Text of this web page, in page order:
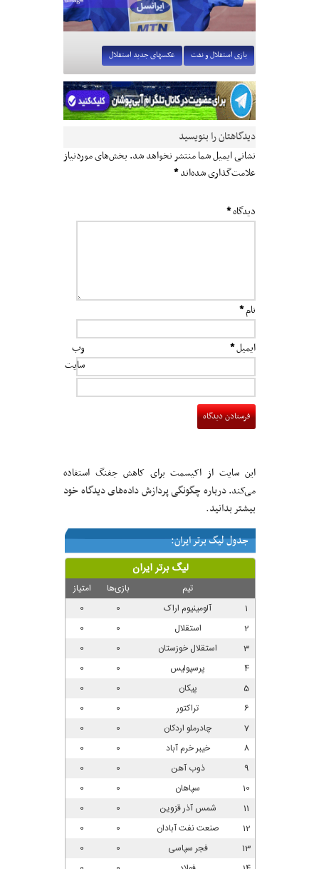
بازی استقلال و نفت عکسهای جدید استقلال
دیدگاهتان را بنویسید
نشانی ایمیل شما منتشر نخواهد شد. بخش‌های موردنیاز
علامت‌گذاری شده‌اند*
دیدگاه*
نام*
ایمیل*
وب‌
سایت
این سایت از اکیسمت برای کاهش جفنگ استفاده
می‌کند.درباره چگونگی پردازش داده‌های دیدگاه خود
بیشتر بدانید.
جدول لیگ برتر ایران: